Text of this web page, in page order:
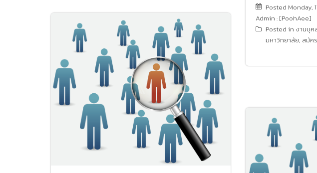
Posted Monday,
Admin : [PoohAee]
Posted in งานบุค
มหาวิทยาลัย, สมัค